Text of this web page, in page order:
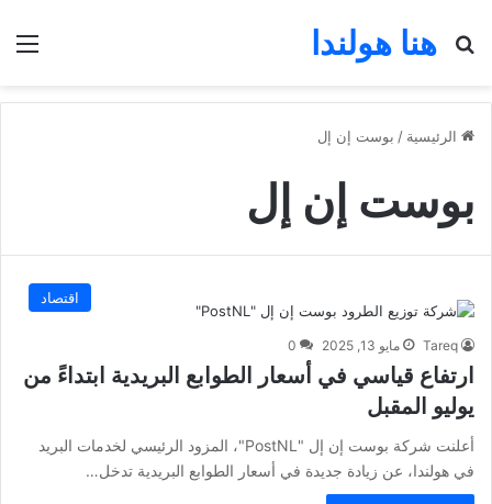
هنا هولندا
بحث عن
الرئيسية / بوست إن إل
بوست إن إل
اقتصاد
Tareq مايو 13, 2025 0
ارتفاع قياسي في أسعار الطوابع البريدية ابتداءً من
يوليو المقبل
أعلنت شركة بوست إن إل "PostNL"، المزود الرئيسي لخدمات البريد
في هولندا، عن زيادة جديدة في أسعار الطوابع البريدية تدخل…